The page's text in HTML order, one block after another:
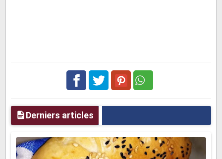
Derniers articles